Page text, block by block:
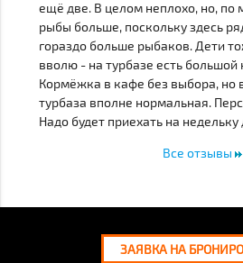
ещё две. В целом неплохо, но, по
рыбы больше, поскольку здесь
гораздо больше рыбаков. Дети
вволю - на турбазе есть большой
Кормёжка в кафе без выбора, но
турбаза вполне нормальная.
Надо будет приехать на
Все отзывы
ЗАЯВКА НА